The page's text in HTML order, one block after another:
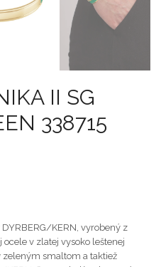
II SG
338715
KERN, vyrobený z
v zlatej vysoko leštenej
smaltom a taktiež